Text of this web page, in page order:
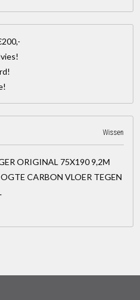
Wissen
ORIGINAL 75X190 9,2M
CARBON VLOER TEGEN